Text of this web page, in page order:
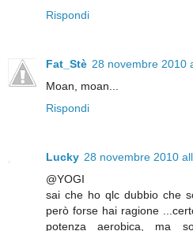
Rispondi
Fat_Stè 28 novembre 2010
Moan, moan...
Rispondi
Lucky 28 novembre 2010
@YOGI
sai che ho qlc dubbio che
però forse hai ragione
potenza aerobica, ma